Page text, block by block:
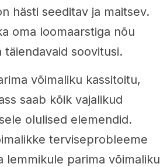
hästi seeditav ja maitsev.
oma loomaarstiga nõu
täiendavaid soovitusi.
võimaliku kassitoitu,
saab kõik vajalikud
olulised elemendid.
terviseprobleeme
lemmikule parima võimaliku